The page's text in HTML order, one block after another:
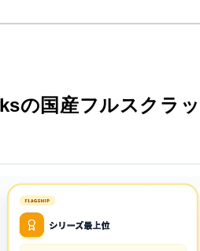
の国産フルスクラッ